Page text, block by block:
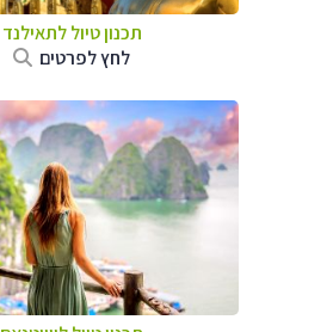
תכנון טיול לתאילנד
לחץ לפרטים